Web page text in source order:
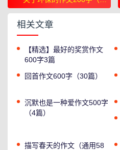
篇）
相关文章
【精选】最好的奖赏作文
600字3篇
回首作文600字（30篇）
沉默也是一种爱作文500字
（4篇）
描写春天的作文（通用58